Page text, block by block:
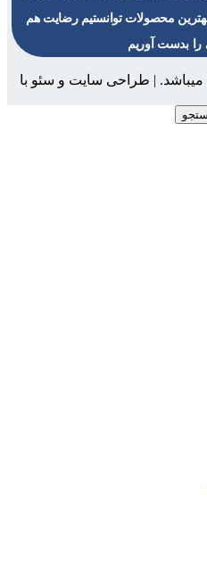
بهترین محصولات توانستیم رضایت هم
را بدست آوریم
میباشد. | طراحی سایت و سئو با